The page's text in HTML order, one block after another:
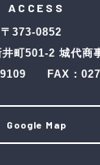
ACCESS
〒373-0852
町501-2 城代商
FAX：
Google Map